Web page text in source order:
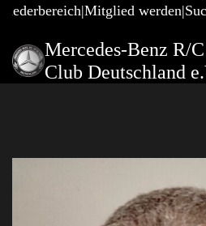
Mitglied werden
Mercedes-Benz R/
Club Deutschland